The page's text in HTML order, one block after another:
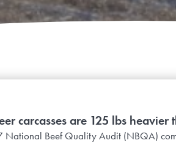
carcasses are 125 lbs
Beef Quality Audit (NBQA)